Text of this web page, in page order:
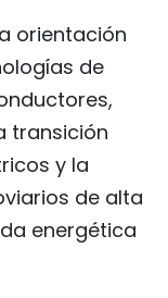
orientación
de
transición
y la
de alta
energética